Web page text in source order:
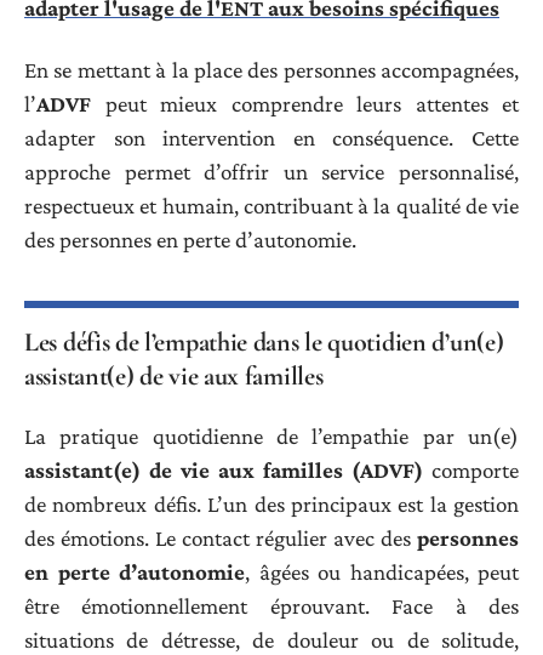
adapter l'usage de l'ENT aux besoins spécifiques
En se mettant à la place des personnes accompagnées,
l’ADVF peut mieux comprendre leurs attentes et
adapter son intervention en conséquence. Cette
approche permet d’offrir un service personnalisé,
respectueux et humain, contribuant à la qualité de vie
des personnes en perte d’autonomie.
Les défis de l’empathie dans le quotidien d’un(e)
assistant(e) de vie aux familles
La pratique quotidienne de l’empathie par un(e)
assistant(e) de vie aux familles (ADVF) comporte
de nombreux défis. L’un des principaux est la gestion
des émotions. Le contact régulier avec des personnes
en perte d’autonomie, âgées ou handicapées, peut
être émotionnellement éprouvant. Face à des
situations de détresse, de douleur ou de solitude,